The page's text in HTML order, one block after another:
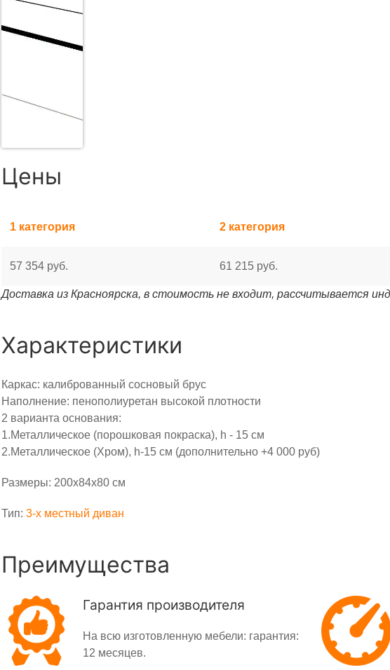
Цены
1 категория 2 категория
57 354 руб. 61 215 руб.
Доставка из Красноярска, в стоимость не входит, рассчитывается
Характеристики
Каркас: калиброванный сосновый брус
Наполнение: пенополиуретан высокой плотности
2 варианта основания:
1.Металлическое (порошковая покраска), h - 15 см
2.Металлическое (Хром), h-15 см (дополнительно +4 000 руб)
Размеры: 200х84х80 см
Тип: 3-x местный диван
Преимущества
Гарантия производителя
На всю изготовленную мебели: гарантия:
12 месяцев.